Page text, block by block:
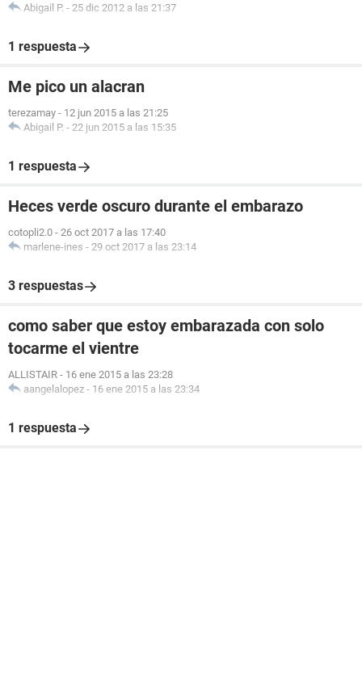
Abigail P. - 25 dic 2012 a las 21:37
1 respuesta
Me pico un alacran
terezamay - 12 jun 2015 a las 21:25
Abigail P. - 22 jun 2015 a las 15:35
1 respuesta
Heces verde oscuro durante el embarazo
cotopli2.0 - 26 oct 2017 a las 17:40
marlene-ines - 29 oct 2017 a las 23:14
3 respuestas
como saber que estoy embarazada con solo
tocarme el vientre
ALLISTAIR - 16 ene 2015 a las 23:28
aangelalopez - 16 ene 2015 a las 23:34
1 respuesta